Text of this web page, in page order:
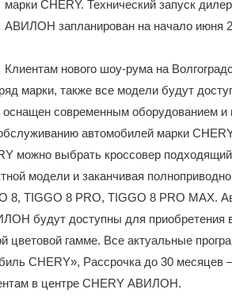
марки CHERY. Технический запуск
АВИЛОН запланирован на начало июня
Клиентам нового шоу-рума на
марки, также все модели будут
современным оборудованием и
автомобилей марки
можно выбрать кроссовер
модели и заканчивая
8, TIGGO 8 PRO, TIGGO 8 PRO MAX.
будут доступны для приобретения
цветовой гамме. Все актуальные
CHERY», Рассрочка до 30 месяцев
в центре CHERY АВИЛОН.